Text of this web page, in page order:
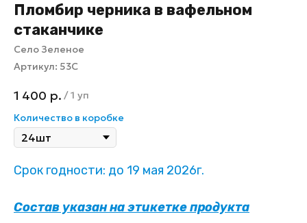
Пломбир черника в вафельном
стаканчике
Село Зеленое
Артикул: 53С
1 400 р. /1 уп
Количество в коробке
Срок годности: до 19 мая 2026г.
Состав указан на этикетке продукта